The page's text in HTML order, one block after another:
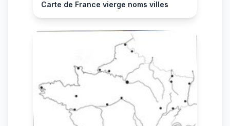
Carte de France vierge noms villes